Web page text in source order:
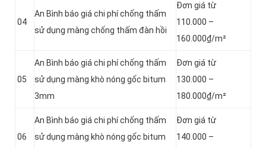
04
An Bình báo giá chi phí chống thấm
sử dụng màng chống thấm đàn hồi
Đơn giá từ
110.000 –
160.000₫/m²
05
An Bình báo giá chi phí chống thấm
sử dụng màng khò nóng gốc bitum
3mm
Đơn giá từ
130.000 –
180.000₫/m²
06
An Bình báo giá chi phí chống thấm
sử dụng màng khò nóng gốc bitum
Đơn giá từ
140.000 –